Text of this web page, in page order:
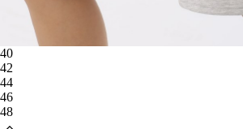
40
42
44
46
48